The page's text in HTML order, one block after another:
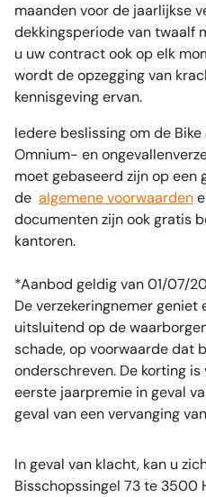
maanden voor de jaarlijkse
dekkingsperiode van twaalf
u uw contract ook op elk
wordt de opzegging van
kennisgeving ervan.
Iedere beslissing om de
Omnium- en
moet gebaseerd zijn op een
de algemene voorwaarden
documenten zijn ook gratis
kantoren.
*Aanbod geldig van 01/07/
De verzekeringnemer geniet
uitsluitend op de
schade, op voorwaarde dat
onderschreven. De korting
eerste jaarpremie in geval
geval van een vervanging
In geval van klacht, kan u
Bisschopssingel 73 te 3500